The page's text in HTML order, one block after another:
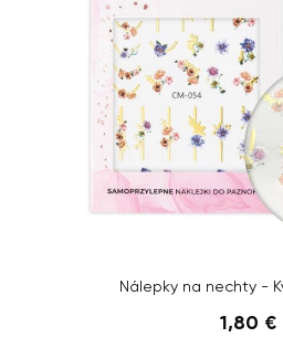
Nálepky na nechty -
1,80 €